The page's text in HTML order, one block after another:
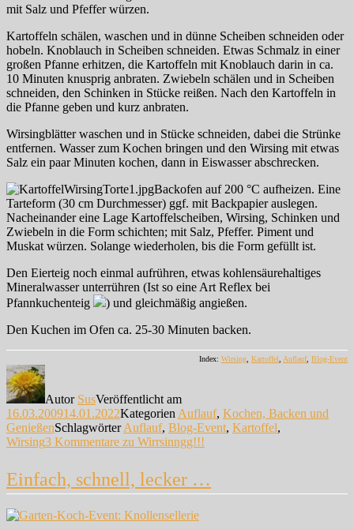
mit Salz und Pfeffer würzen.
Kartoffeln schälen, waschen und in dünne Scheiben schneiden oder
hobeln. Knoblauch in Scheiben schneiden. Etwas Schmalz in einer
großen Pfanne erhitzen, die Kartoffeln mit Knoblauch darin in ca.
10 Minuten knusprig anbraten. Zwiebeln schälen und in Scheiben
schneiden, den Schinken in Stücke reißen. Nach den Kartoffeln in
die Pfanne geben und kurz anbraten.
Wirsingblätter waschen und in Stücke schneiden, dabei die Strünke
entfernen. Wasser zum Kochen bringen und den Wirsing mit etwas
Salz ein paar Minuten kochen, dann in Eiswasser abschrecken.
Backofen auf 200 °C aufheizen. Eine
Tarteform (30 cm Durchmesser) ggf. mit Backpapier auslegen.
Nacheinander eine Lage Kartoffelscheiben, Wirsing, Schinken und
Zwiebeln in die Form schichten; mit Salz, Pfeffer. Piment und
Muskat würzen. Solange wiederholen, bis die Form gefüllt ist.
Den Eierteig noch einmal aufrühren, etwas kohlensäurehaltiges
Mineralwasser unterrühren (Ist so eine Art Reflex bei
Pfannkuchenteig
) und gleichmäßig angießen.
Den Kuchen im Ofen ca. 25-30 Minuten backen.
Index: Wirsing, Kartoffel, Auflauf, Blog-Event
Autor SusVeröffentlicht am
16.03.200914.01.2022KategorienAuflauf, Kochen, Backen und
GenießenSchlagwörterAuflauf, Blog-Event, Kartoffel,
Wirsing3 Kommentare zu Wirrsinngg!!!
Einfach, schnell, lecker …